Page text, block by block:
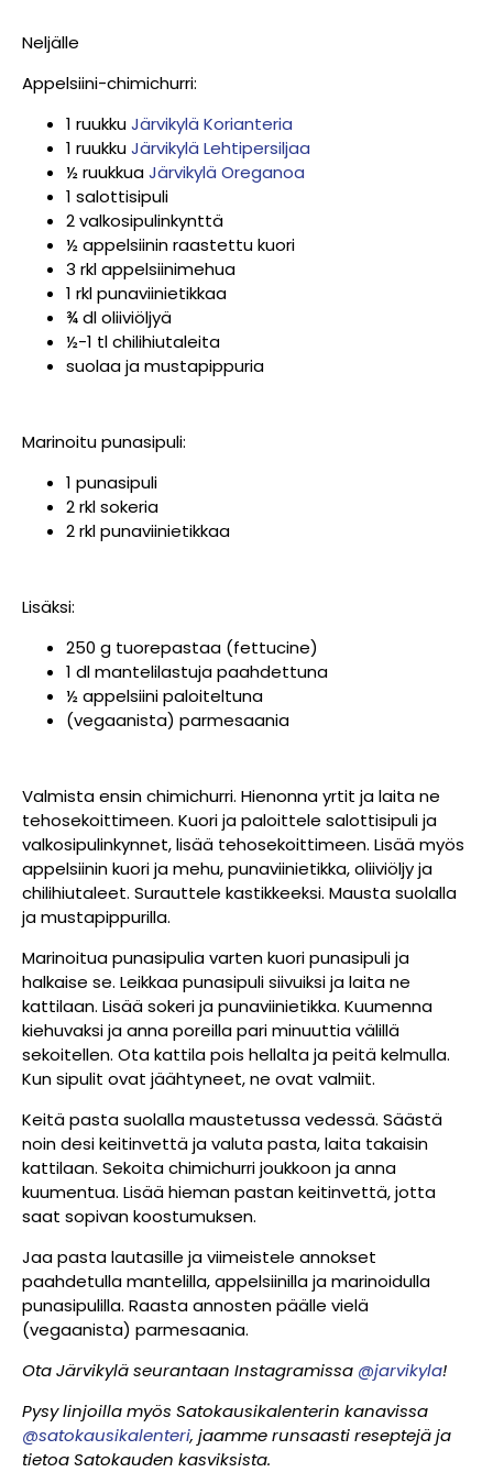
Neljälle
Appelsiini-chimichurri:
1 ruukkuJärvikylä Korianteria
1 ruukkuJärvikylä Lehtipersiljaa
½ ruukkuaJärvikylä Oreganoa
1 salottisipuli
2 valkosipulinkynttä
½ appelsiinin raastettu kuori
3 rkl appelsiinimehua
1 rkl punaviinietikkaa
¾ dl oliiviöljyä
½-1 tl chilihiutaleita
suolaa ja mustapippuria
Marinoitu punasipuli:
1 punasipuli
2 rkl sokeria
2 rkl punaviinietikkaa
Lisäksi:
250 g tuorepastaa (fettucine)
1 dl mantelilastuja paahdettuna
½ appelsiini paloiteltuna
(vegaanista) parmesaania
Valmista ensin chimichurri. Hienonna yrtit ja laita ne
tehosekoittimeen. Kuori ja paloittele salottisipuli ja
valkosipulinkynnet, lisää tehosekoittimeen. Lisää myös
appelsiinin kuori ja mehu, punaviinietikka, oliiviöljy ja
chilihiutaleet. Surauttele kastikkeeksi. Mausta suolalla
ja mustapippurilla.
Marinoitua punasipulia varten kuori punasipuli ja
halkaise se. Leikkaa punasipuli siivuiksi ja laita ne
kattilaan. Lisää sokeri ja punaviinietikka. Kuumenna
kiehuvaksi ja anna poreilla pari minuuttia välillä
sekoitellen. Ota kattila pois hellalta ja peitä kelmulla.
Kun sipulit ovat jäähtyneet, ne ovat valmiit.
Keitä pasta suolalla maustetussa vedessä. Säästä
noin desi keitinvettä ja valuta pasta, laita takaisin
kattilaan. Sekoita chimichurri joukkoon ja anna
kuumentua. Lisää hieman pastan keitinvettä, jotta
saat sopivan koostumuksen.
Jaa pasta lautasille ja viimeistele annokset
paahdetulla mantelilla, appelsiinilla ja marinoidulla
punasipulilla. Raasta annosten päälle vielä
(vegaanista) parmesaania.
Ota Järvikylä seurantaan Instagramissa @jarvikyla!
Pysy linjoilla myös Satokausikalenterin kanavissa
@satokausikalenteri, jaamme runsaasti reseptejä ja
tietoa Satokauden kasviksista.